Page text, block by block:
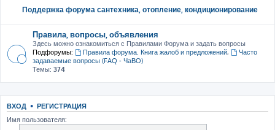
Поддержка форума сантехника, отопление, кондиционирование
Правила, вопросы, объявления
Здесь можно ознакомиться с Правилами Форума и задать вопросы
Подфорумы:
Правила форума. Книга жалоб и предложений,
Часто
задаваемые вопросы (FAQ - ЧаВО)
Темы: 374
ВХОД • РЕГИСТРАЦИЯ
Имя пользователя: